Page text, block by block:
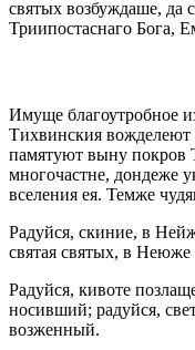
святых возбуждаше, да
Триипостаснаго Бога,
Имуще благоутробное
Тихвинския вожделеют
памятуют выну покров
многочастне, дондеже
вселения ея. Темже
Радуйся, скиние, в
святая святых, в
Радуйся, кивоте
носивший; радуйся,
возженный.